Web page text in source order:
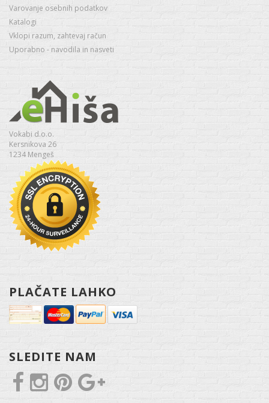
Varovanje osebnih podatkov
Katalogi
Vklopi razum, zahtevaj račun
Uporabno - navodila in nasveti
Vokabi d.o.o.
Kersnikova 26
1234 Mengeš
PLAČATE LAHKO
SLEDITE NAM